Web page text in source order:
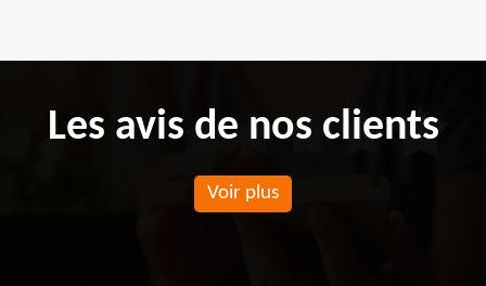
Les avis de nos clients
Voir plus